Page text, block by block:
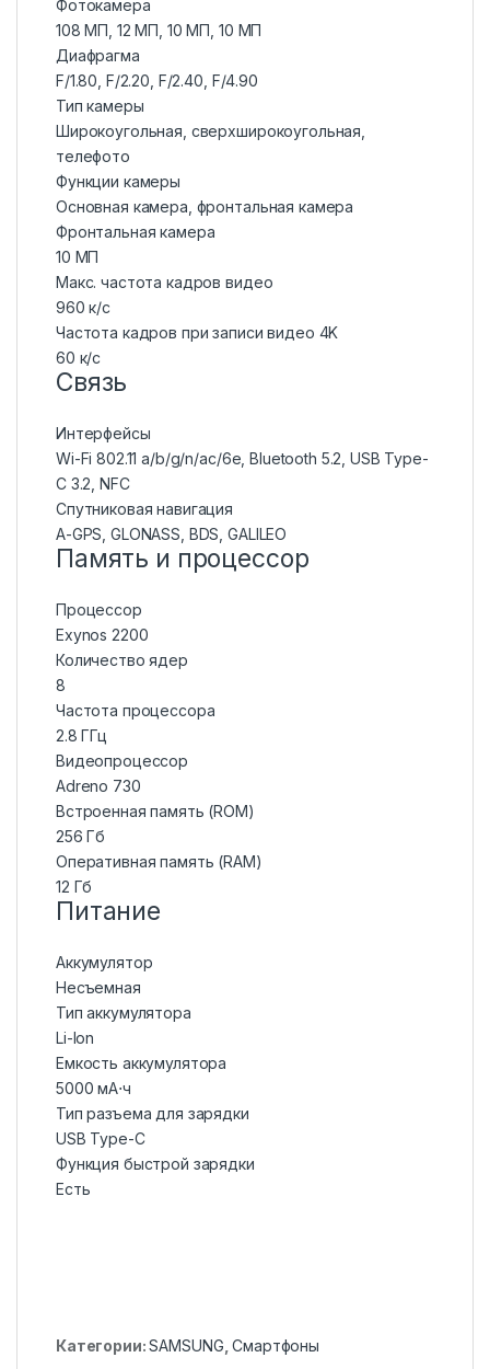
Фотокамера
108 МП, 12 МП, 10 МП, 10 МП
Диафрагма
F/1.80, F/2.20, F/2.40, F/4.90
Тип камеры
Широкоугольная, сверхширокоугольная,
телефото
Функции камеры
Основная камера, фронтальная камера
Фронтальная камера
10 МП
Макс. частота кадров видео
960 к/с
Частота кадров при записи видео 4K
60 к/с
Связь
Интерфейсы
Wi-Fi 802.11 a/b/g/n/ac/6e, Bluetooth 5.2, USB Type-
C 3.2, NFC
Спутниковая навигация
A-GPS, GLONASS, BDS, GALILEO
Память и процессор
Процессор
Exynos 2200
Количество ядер
8
Частота процессора
2.8 ГГц
Видеопроцессор
Adreno 730
Встроенная память (ROM)
256 Гб
Оперативная память (RAM)
12 Гб
Питание
Аккумулятор
Несъемная
Тип аккумулятора
Li-Ion
Емкость аккумулятора
5000 мА⋅ч
Тип разъема для зарядки
USB Type-C
Функция быстрой зарядки
Есть
Категории:SAMSUNG ,Смартфоны